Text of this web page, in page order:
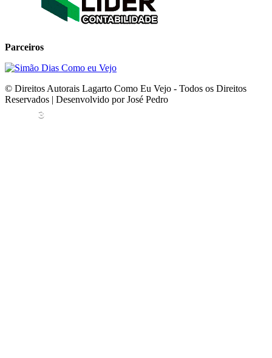
Parceiros
© Direitos Autorais Lagarto Como Eu Vejo - Todos os Direitos
Reservados | Desenvolvido por José Pedro
3